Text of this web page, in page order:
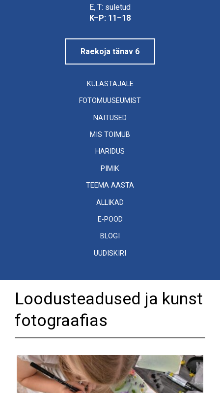
E, T: suletud
K–P: 11–18
Raekoja tänav 6
KÜLASTAJALE
FOTOMUUSEUMIST
NÄITUSED
MIS TOIMUB
HARIDUS
PIMIK
TEEMA AASTA
ALLIKAD
E-POOD
BLOGI
UUDISKIRI
Loodusteadused ja kunst
fotograafias